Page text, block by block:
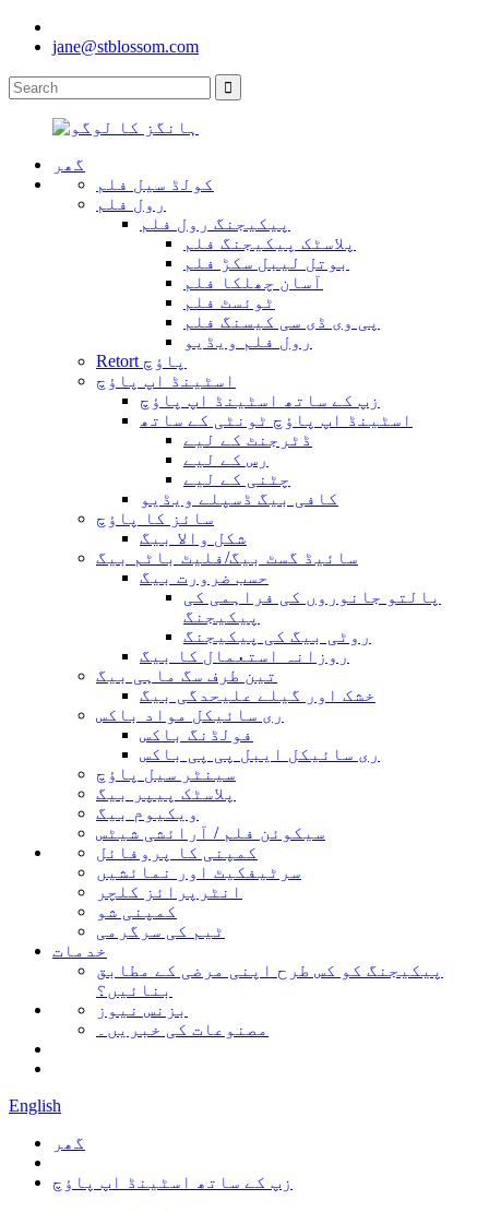
jane@stblossom.com
گھر
کولڈ سیل فلم
رول فلم
پیکیجنگ رول فلم
پلاسٹک پیکیجنگ فلم
بوتل لیبل سکڑ فلم
آسان چھلکا فلم
ٹوئسٹ فلم
پی وی ڈی سی کیسنگ فلم
رول فلم ویڈیو
Retort پاؤچ
اسٹینڈ اپ پاؤچ
زپ کے ساتھ اسٹینڈ اپ پاؤچ
اسٹینڈ اپ پاؤچ ٹونٹی کے ساتھ
ڈٹرجنٹ کے لیے
رس کے لیے
چٹنی کے لیے
کافی بیگ ڈسپلے ویڈیو
سائز کا پاؤچ
شکل والا بیگ
سائیڈ گسٹ بیگ/فلیٹ باٹم بیگ
حسب ضرورت بیگ
پالتو جانوروں کی فراہمی کی
پیکیجنگ
روٹی بیگ کی پیکیجنگ
روزانہ استعمال کا بیگ
تین طرف سگ ماہی بیگ
خشک اور گیلے علیحدگی بیگ
ری سائیکل مواد باکس
فولڈنگ باکس
ری سائیکل ایبل پی پی باکس
سینٹر سیل پاؤچ
پلاسٹک پیپر بیگ
ویکیوم بیگ
سیکوئن فلم / آرائشی شیٹس
کمپنی کا پروفائل
سرٹیفکیٹ اور نمائشیں
انٹرپرائز کلچر
کمپنی شو
ٹیم کی سرگرمی
خدمات
پیکیجنگ کو کس طرح اپنی مرضی کے مطابق
بنائیں؟
بزنس نیوز
مصنوعات کی خبریں۔
English
گھر
زپ کے ساتھ اسٹینڈ اپ پاؤچ